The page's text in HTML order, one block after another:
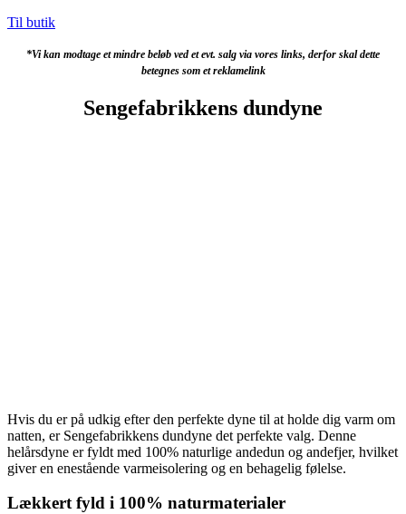
Til butik
*Vi kan modtage et mindre beløb ved et evt. salg via vores links, derfor skal dette
betegnes som et reklamelink
Sengefabrikkens dundyne
Hvis du er på udkig efter den perfekte dyne til at holde dig varm om
natten, er Sengefabrikkens dundyne det perfekte valg. Denne
helårsdyne er fyldt med 100% naturlige andedun og andefjer, hvilket
giver en enestående varmeisolering og en behagelig følelse.
Lækkert fyld i 100% naturmaterialer